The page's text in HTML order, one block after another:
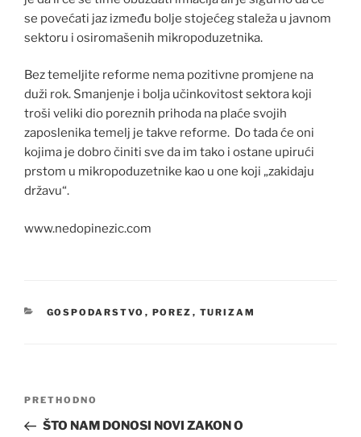
se povećati jaz između bolje stojećeg staleža u javnom
sektoru i osiromašenih mikropoduzetnika.
Bez temeljite reforme nema pozitivne promjene na
duži rok. Smanjenje i bolja učinkovitost sektora koji
troši veliki dio poreznih prihoda na plaće svojih
zaposlenika temelj je takve reforme. Do tada će oni
kojima je dobro činiti sve da im tako i ostane upirući
prstom u mikropoduzetnike kao u one koji „zakidaju
državu“.
www.nedopinezic.com
KATEGORIJE
GOSPODARSTVO , POREZ , TURIZAM
Navigacija
objava
Prethodna
objava
PRETHODNO
ŠTO NAM DONOSI NOVI ZAKON O